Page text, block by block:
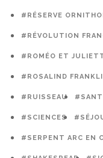
#RÉSERVE
#RÉVOLUTION
#ROMÉO ET
#ROSALIND
#RUISSEAU
#SCIENCES
#SERPENT ARC EN